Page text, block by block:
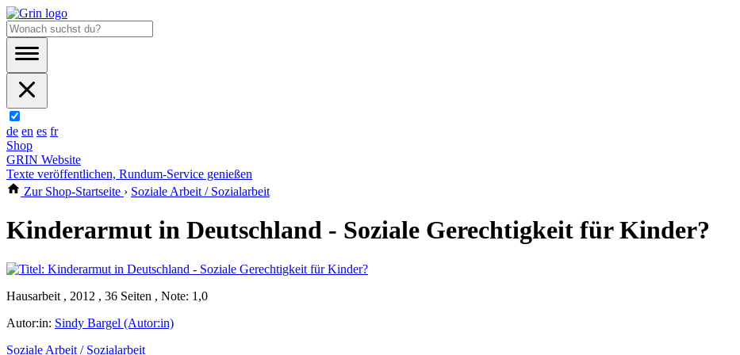
de en es fr
Shop
GRIN Website
Texte veröffentlichen, Rundum-Service genießen
Zur Shop-Startseite › Soziale Arbeit / Sozialarbeit
Kinderarmut in Deutschland - Soziale Gerechtigkeit für Kinder?
Hausarbeit , 2012 , 36 Seiten , Note: 1,0
Autor:in: Sindy Bargel (Autor:in)
Soziale Arbeit / Sozialarbeit